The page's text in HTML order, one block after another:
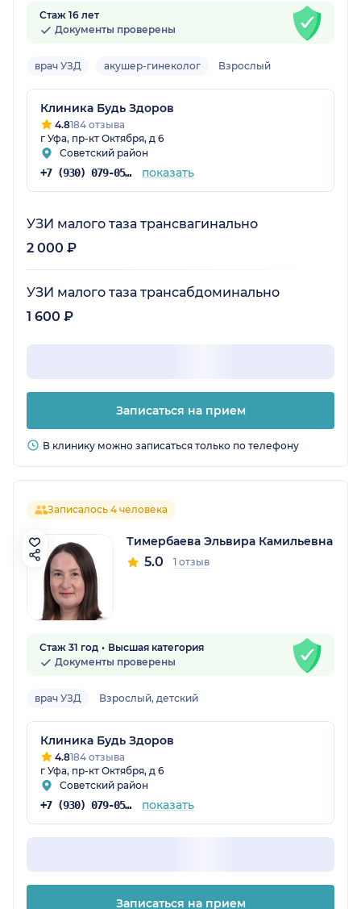
Стаж 16 лет
Документы проверены
врач УЗД акушер-гинеколог Взрослый
Клиника Будь Здоров
4.8184 отзыва
г Уфа, пр-кт Октября, д 6
Советский район
+7 (930) 079-05-21 показать
УЗИ малого таза трансвагинально
2 000 ₽
УЗИ малого таза трансабдоминально
1 600 ₽
Записаться на прием
В клинику можно записаться только по телефону
Записалось 4 человека
Тимербаева Эльвира Камильевна
5.0 1 отзыв
Стаж 31 год
Высшая категория
Документы проверены
врач УЗД Взрослый, детский
Клиника Будь Здоров
4.8184 отзыва
г Уфа, пр-кт Октября, д 6
Советский район
+7 (930) 079-05-21 показать
Записаться на прием